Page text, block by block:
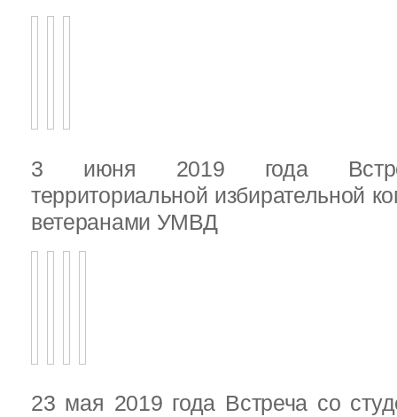
3 июня 2019 года
территориальной избирательной
ветеранами УМВД
23 мая 2019 года Встреча со